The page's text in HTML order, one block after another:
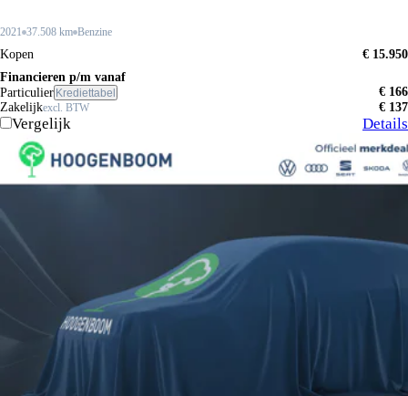
2021 37.508 km Benzine
Kopen
€ 15.950
Financieren p/m vanaf
Particulier Krediettabel
€ 166
Zakelijkexcl. BTW € 137
Vergelijk Details